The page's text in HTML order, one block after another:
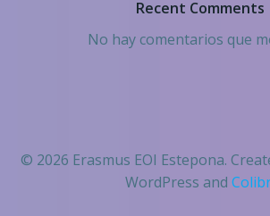
Recent Comments
No hay comentarios que
© 2026 Erasmus EOI Estepona.
WordPress and